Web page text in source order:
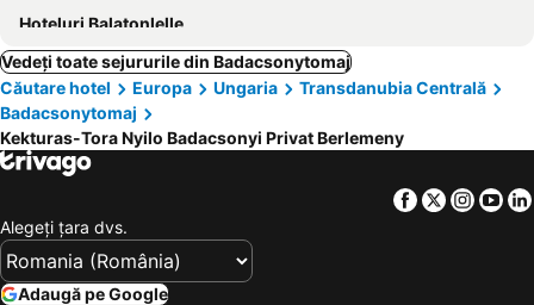
Hoteluri Balatonlelle
Vedeți toate sejururile din Badacsonytomaj
Căutare hotel
Europa Ungaria
Transdanubia Centrală
Badacsonytomaj
Kekturas-Tora Nyilo Badacsonyi Privat Berlemeny
Facebook
Twitter
Alegeţi ţara dvs.
Adaugă pe Google